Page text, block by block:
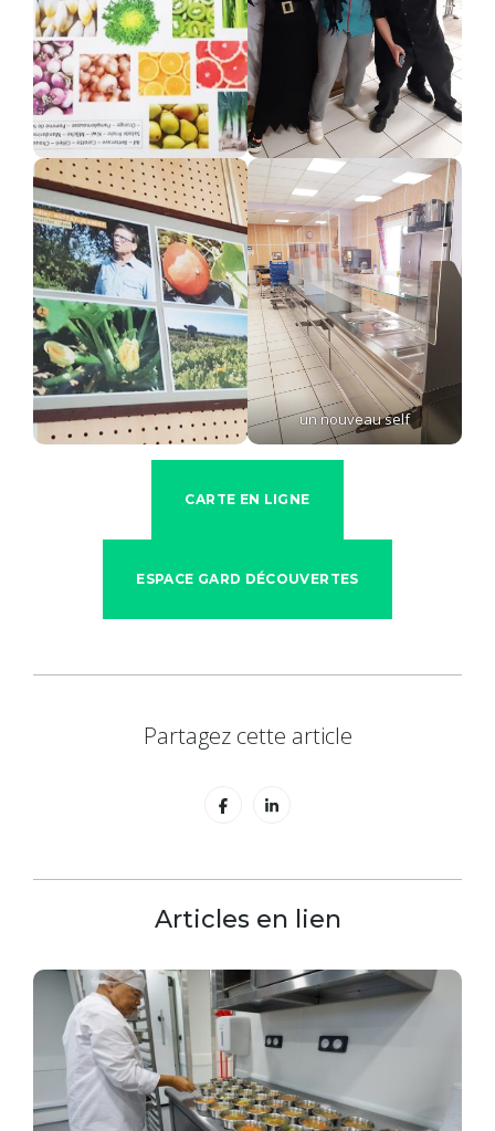
un nouveau self
CARTE EN LIGNE
ESPACE GARD DÉCOUVERTES
Partagez cette article
Articles en lien